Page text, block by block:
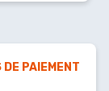
DE PAIEMENT